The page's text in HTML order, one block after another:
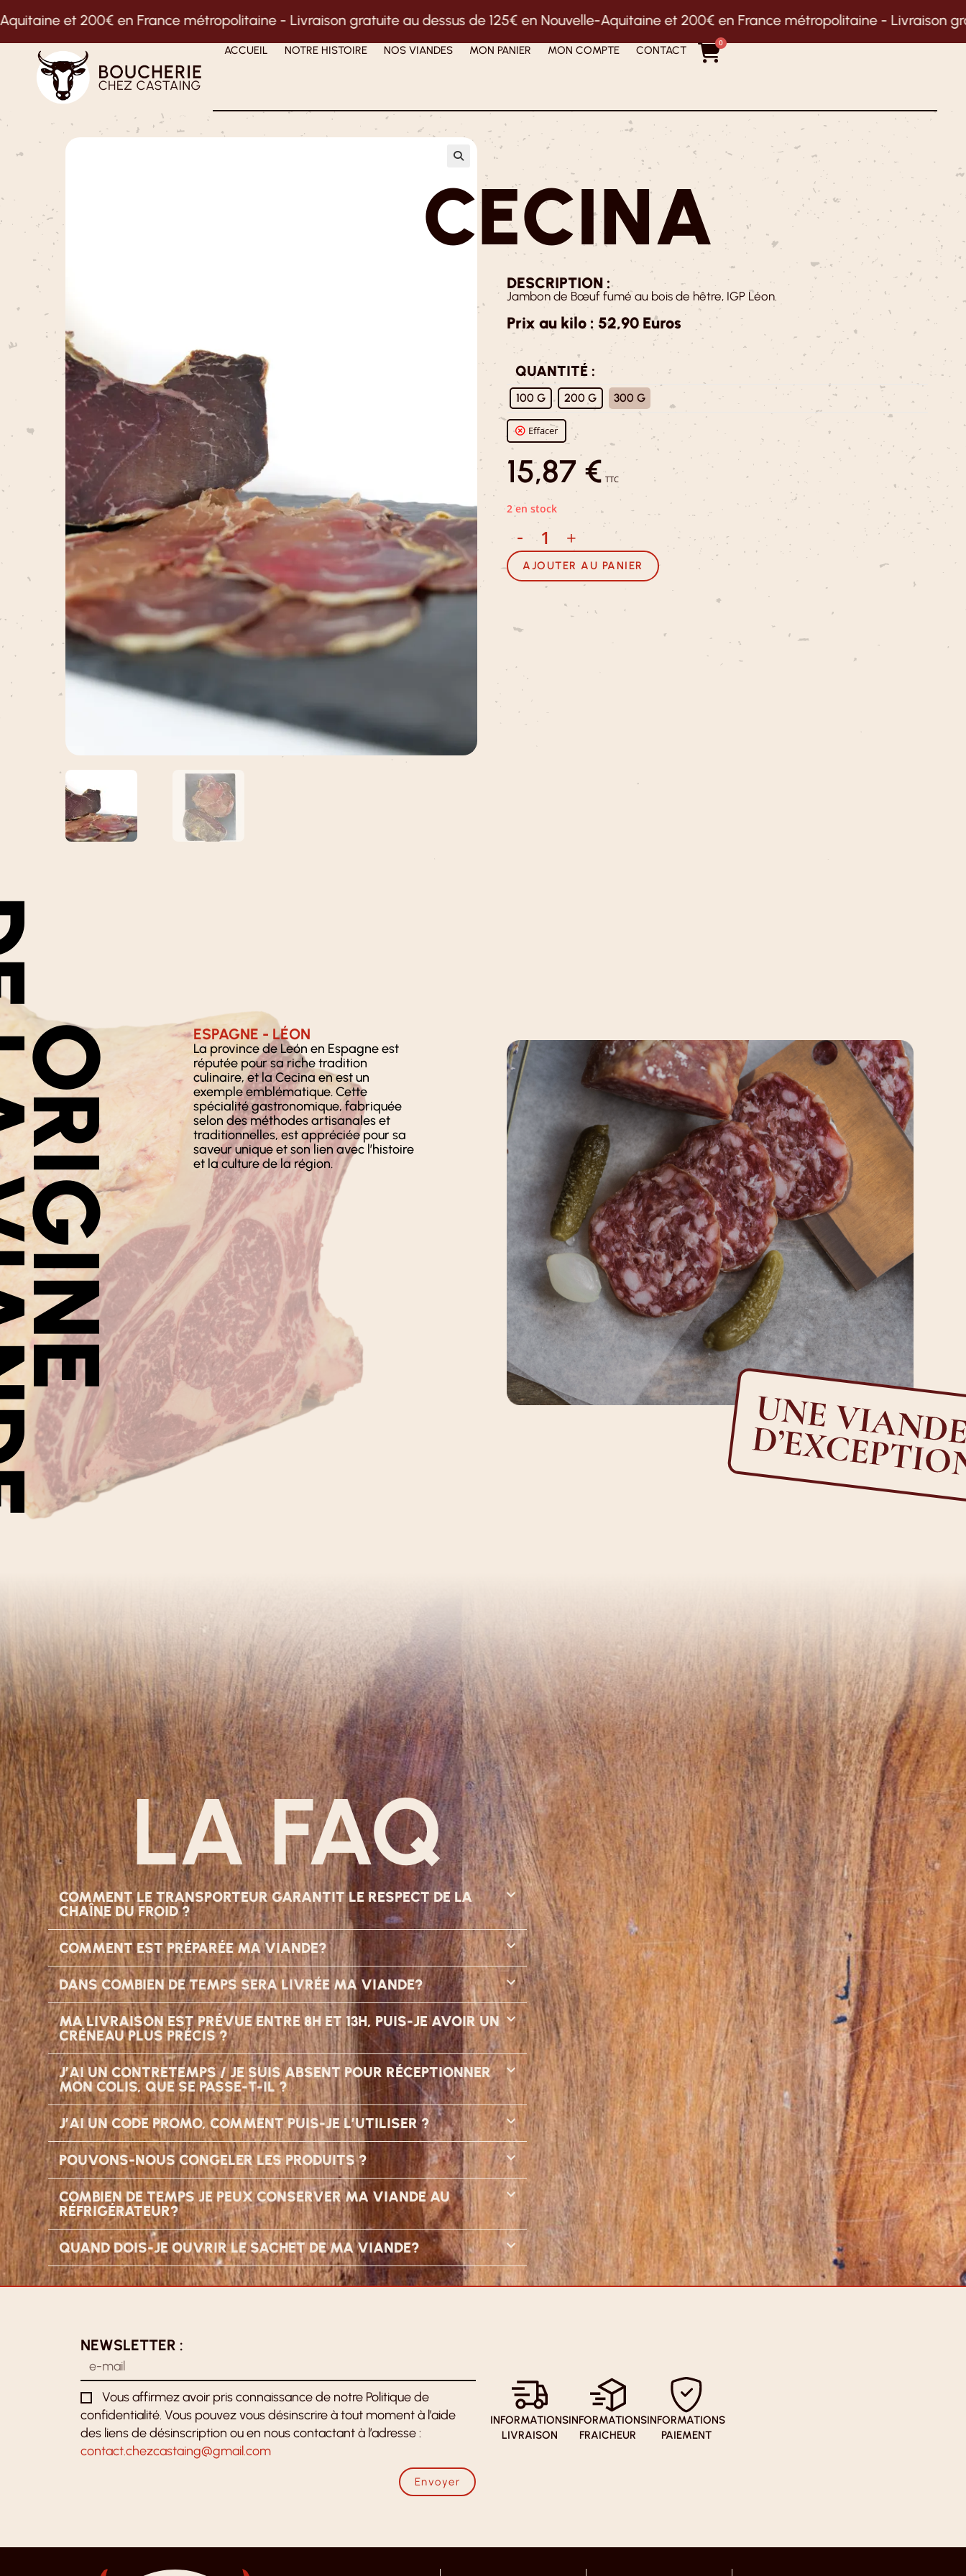
en France métropolitaine -Livraison gratuite au dessus de 125€ en Nouvelle-Aquitaine et 200€ en France métropolitaine -Livraison gratuite au
ACCUEIL NOTRE HISTOIRE NOS VIANDES MON PANIER MON COMPTE CONTACT
0
CECINA
DESCRIPTION :
Jambon de Bœuf fumé au bois de hêtre, IGP Léon.
Prix au kilo : 52,90 Euros
QUANTITÉ :
: 300 G
100 G
200 G 300 G
Effacer
15,87 € TTC
2 en stock
- +
AJOUTER AU PANIER
ORIGINE ESPAGNE - LÉON
La province de León en Espagne est
réputée pour sa riche tradition
culinaire, et la Cecina en est un
exemple emblématique. Cette
spécialité gastronomique, fabriquée
selon des méthodes artisanales et
traditionnelles, est appréciée pour sa
saveur unique et son lien avec l’histoire
et la culture de la région.
LA FAQ
COMMENT LE TRANSPORTEUR GARANTIT LE RESPECT DE LA
CHAÎNE DU FROID ?
COMMENT EST PRÉPARÉE MA VIANDE?
DANS COMBIEN DE TEMPS SERA LIVRÉE MA VIANDE?
MA LIVRAISON EST PRÉVUE ENTRE 8H ET 13H, PUIS-JE AVOIR UN
CRÉNEAU PLUS PRÉCIS ?
J’AI UN CONTRETEMPS / JE SUIS ABSENT POUR RÉCEPTIONNER
MON COLIS, QUE SE PASSE-T-IL ?
J’AI UN CODE PROMO, COMMENT PUIS-JE L’UTILISER ?
POUVONS-NOUS CONGELER LES PRODUITS ?
COMBIEN DE TEMPS JE PEUX CONSERVER MA VIANDE AU
RÉFRIGÉRATEUR?
QUAND DOIS-JE OUVRIR LE SACHET DE MA VIANDE?
NEWSLETTER :
Vous affirmez avoir pris connaissance de notre Politique de
confidentialité. Vous pouvez vous désinscrire à tout moment à l’aide
des liens de désinscription ou en nous contactant à l’adresse :
contact.chezcastaing@gmail.com
Envoyer
INFORMATIONS
LIVRAISON
INFORMATIONS
FRAICHEUR
INFORMATIONS
PAIEMENT